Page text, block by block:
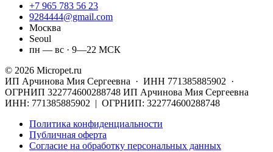
+7 965 783 56 23
9284444@gmail.com
Москва
Seoul
пн — вс · 9—22 МСК
© 2026 Micropet.ru
ИП Арчинова Мия Сергеевна · ИНН 771385885902 ·
ОГРНИП 322774600288748 ИП Арчинова Мия Сергеевна
ИНН: 771385885902 | ОГРНИП: 322774600288748
Политика конфиденциальности
Публичная оферта
Согласие на обработку персональных данных